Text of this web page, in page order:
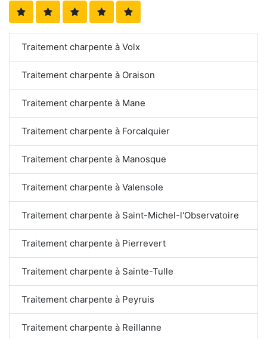
Traitement charpente à Volx
Traitement charpente à Oraison
Traitement charpente à Mane
Traitement charpente à Forcalquier
Traitement charpente à Manosque
Traitement charpente à Valensole
Traitement charpente à Saint-Michel-l'Observatoire
Traitement charpente à Pierrevert
Traitement charpente à Sainte-Tulle
Traitement charpente à Peyruis
Traitement charpente à Reillanne